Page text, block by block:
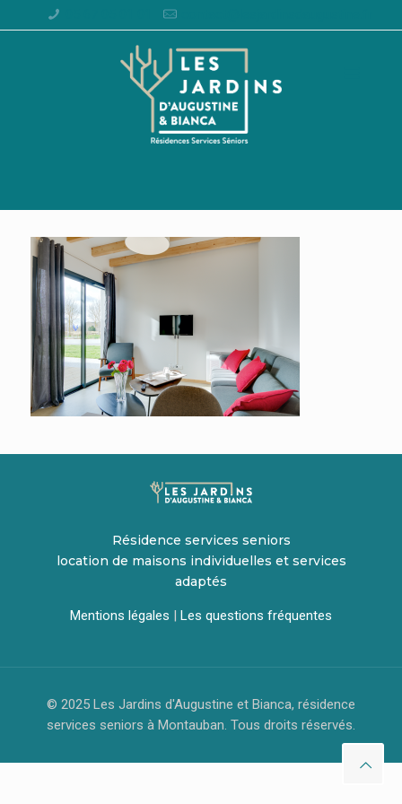
Résidence services seniors
location de maisons individuelles et services
adaptés
Mentions légales | Les questions fréquentes
© 2025 Les Jardins d'Augustine et Bianca, résidence
services seniors à Montauban. Tous droits réservés.